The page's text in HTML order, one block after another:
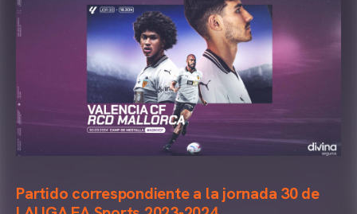
Partido correspondiente a la jornada 30 de